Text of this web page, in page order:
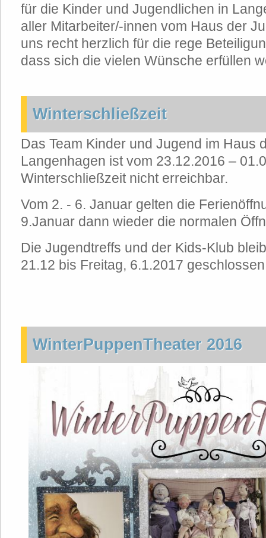
für die Kinder und Jugendlichen in
aller Mitarbeiter/-innen vom Haus der
uns recht herzlich für die rege
dass sich die vielen Wünsche erfüllen
Winterschließzeit
Das Team Kinder und Jugend im Haus
Langenhagen ist vom 23.12.2016 –
Winterschließzeit nicht erreichbar.
Vom 2. - 6. Januar gelten die
9.Januar dann wieder die normalen
Die Jugendtreffs und der Kids-Klub
21.12 bis Freitag, 6.1.2017
WinterPuppenTheater 2016